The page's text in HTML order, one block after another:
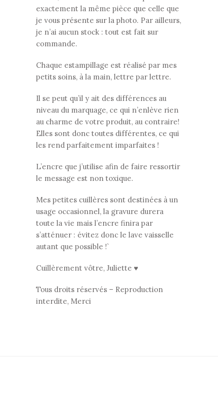
exactement la même pièce que celle que
je vous présente sur la photo. Par ailleurs,
je n’ai aucun stock : tout est fait sur
commande.
Chaque estampillage est réalisé par mes
petits soins, à la main, lettre par lettre.
Il se peut qu’il y ait des différences au
niveau du marquage, ce qui n’enlève rien
au charme de votre produit, au contraire!
Elles sont donc toutes différentes, ce qui
les rend parfaitement imparfaites !
L’encre que j’utilise afin de faire ressortir
le message est non toxique.
Mes petites cuillères sont destinées à un
usage occasionnel, la gravure durera
toute la vie mais l’encre finira par
s’atténuer : évitez donc le lave vaisselle
autant que possible !`
Cuillèrement vôtre, Juliette ♥
Tous droits réservés – Reproduction
interdite, Merci